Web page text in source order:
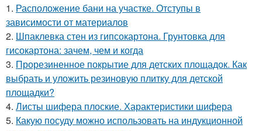
1. Расположение бани на участке. Отступы в
зависимости от материалов
2. Шпаклевка стен из гипсокартона. Грунтовка для
гисокартона: зачем, чем и когда
3. Прорезиненное покрытие для детских площадок. Как
выбрать и уложить резиновую плитку для детской
площадки?
4. Листы шифера плоские. Характеристики шифера
5. Какую посуду можно использовать на индукционной